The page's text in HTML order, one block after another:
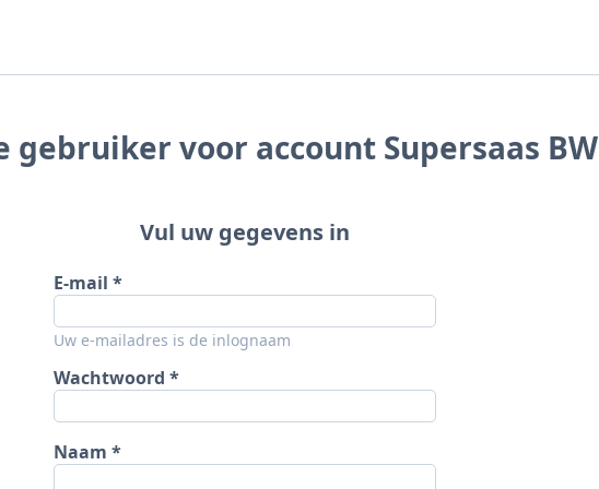
gebruiker voor account Supersaas BW
Vul uw gegevens in
E-mail
Uw e-mailadres is de inlognaam
Wachtwoord
Naam